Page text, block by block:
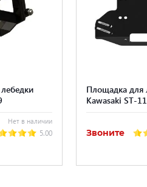
Нет в наличии
5.00
Площадка для
Kawasaki ST-
Звоните